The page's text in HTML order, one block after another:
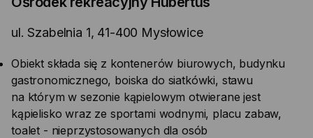
ul. Szabelnia 1, 41-400 Mysłowice
Obiekt składa się z kontenerów biurowych, budynku
gastronomicznego, boiska do siatkówki, stawu
na którym w sezonie kąpielowym otwierane jest
kąpielisko wraz ze sportami wodnymi, placu zabaw,
toalet - nieprzystosowanych dla osób